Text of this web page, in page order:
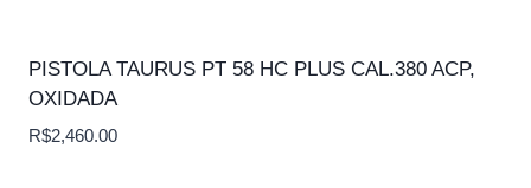
PISTOLA TAURUS PT 58 HC PLUS CAL.380 ACP,
OXIDADA
R$2,460.00